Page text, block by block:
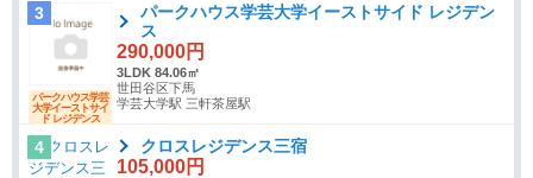
3
パークハウス学芸
大学イーストサイ
ド レジデンス
パークハウス学芸大学イーストサイド レジデン
ス
290,000円
3LDK 84.06㎡
世田谷区下馬
学芸大学駅 三軒茶屋駅
4 クロスレジデンス三宿
105,000円